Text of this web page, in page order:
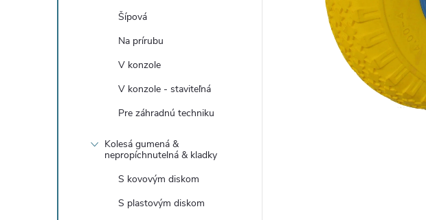
Šípová
Na prírubu
V konzole
V konzole - staviteľná
Pre záhradnú techniku
Kolesá gumená &
nepropíchnutelná & kladky
S kovovým diskom
S plastovým diskom